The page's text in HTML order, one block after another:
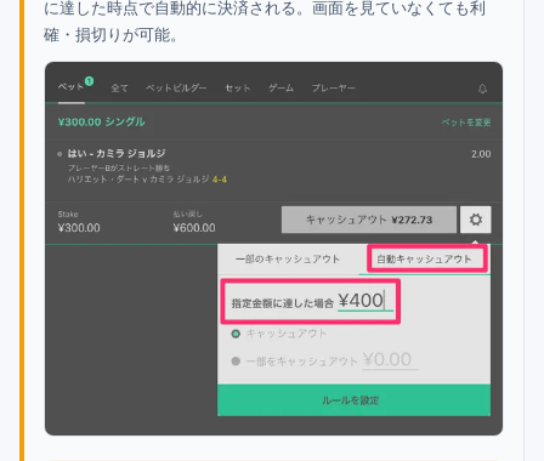
に達した時点で自動的に決済される。画面を見ていなくても利
確・損切りが可能。